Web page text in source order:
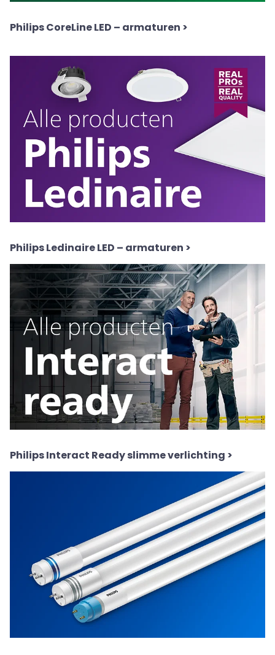
Philips CoreLine LED – armaturen >
Philips Ledinaire LED – armaturen >
Philips Interact Ready slimme verlichting >